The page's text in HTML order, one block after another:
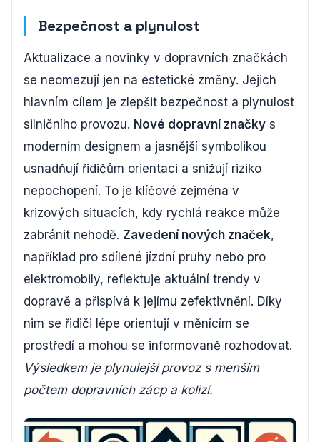
Bezpečnost a plynulost
Aktualizace a novinky v dopravních značkách
se neomezují jen na estetické změny. Jejich
hlavním cílem je zlepšit bezpečnost a plynulost
silničního provozu. Nové dopravní značky s
moderním designem a jasnější symbolikou
usnadňují řidičům orientaci a snižují riziko
nepochopení. To je klíčové zejména v
krizových situacích, kdy rychlá reakce může
zabránit nehodě. Zavedení nových značek,
například pro sdílené jízdní pruhy nebo pro
elektromobily, reflektuje aktuální trendy v
dopravě a přispívá k jejímu zefektivnění. Díky
nim se řidiči lépe orientují v měnícím se
prostředí a mohou se informovaně rozhodovat.
Výsledkem je plynulejší provoz s menším
počtem dopravních zácp a kolizí.